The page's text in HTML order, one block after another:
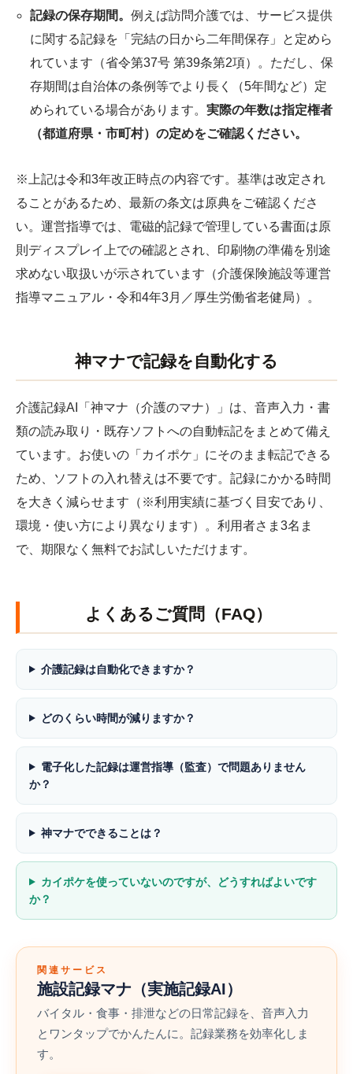
記録の保存期間。例えば訪問介護では、サービス提供
に関する記録を「完結の日から二年間保存」と定めら
れています（省令第37号 第39条第2項）。ただし、保
存期間は自治体の条例等でより長く（5年間など）定
められている場合があります。実際の年数は指定権者
（都道府県・市町村）の定めをご確認ください。
※上記は令和3年改正時点の内容です。基準は改定され
ることがあるため、最新の条文は原典をご確認くださ
い。運営指導では、電磁的記録で管理している書面は原
則ディスプレイ上での確認とされ、印刷物の準備を別途
求めない取扱いが示されています（介護保険施設等運営
指導マニュアル・令和4年3月／厚生労働省老健局）。
神マナで記録を自動化する
介護記録AI「神マナ（介護のマナ）」は、音声入力・書
類の読み取り・既存ソフトへの自動転記をまとめて備え
ています。お使いの「カイポケ」にそのまま転記できる
ため、ソフトの入れ替えは不要です。記録にかかる時間
を大きく減らせます（※利用実績に基づく目安であり、
環境・使い方により異なります）。利用者さま3名ま
で、期限なく無料でお試しいただけます。
よくあるご質問（FAQ）
介護記録は自動化できますか？
どのくらい時間が減りますか？
電子化した記録は運営指導（監査）で問題ありません
か？
神マナでできることは？
カイポケを使っていないのですが、どうすればよいです
か？
関連サービス
施設記録マナ（実施記録AI）
バイタル・食事・排泄などの日常記録を、音声入力
とワンタップでかんたんに。記録業務を効率化しま
す。